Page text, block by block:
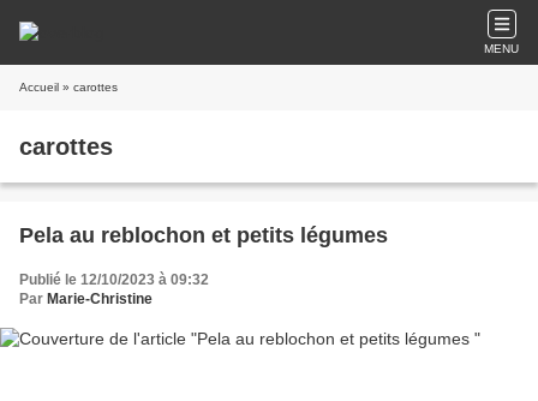
MENU
Accueil » carottes
carottes
Pela au reblochon et petits légumes
Publié le 12/10/2023 à 09:32
Par Marie-Christine